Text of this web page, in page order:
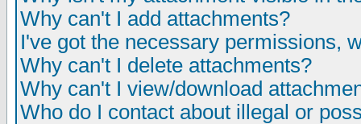
Why can't I add attachments?
I've got the necessary permissions,
Why can't I delete attachments?
Why can't I view/download
Who do I contact about illegal or